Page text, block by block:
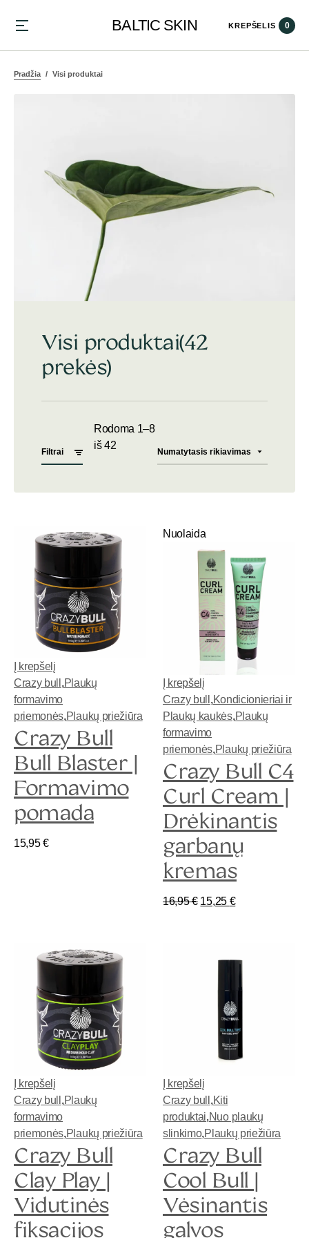
BALTIC SKIN KREPŠELIS 0
Pradžia Visi produktai
Visi produktai(42
prekės)
Filtrai
Rodoma 1–8
iš 42
Į krepšelį
Crazy bull ,Plaukų
formavimo
priemonės,Plaukų priežiūra
Crazy Bull
Bull Blaster |
Formavimo
pomada
15,95€
Nuolaida
Į krepšelį
Crazy bull ,Kondicionieriai ir
Plaukų kaukės,Plaukų
formavimo
priemonės,Plaukų priežiūra
Crazy Bull C4
Curl Cream |
Drėkinantis
garbanų
kremas
16,95€ 15,25 €
Į krepšelį
Crazy bull ,Plaukų
formavimo
priemonės,Plaukų priežiūra
Crazy Bull
Clay Play |
Vidutinės
fiksacijos
Į krepšelį
Crazy bull ,Kiti
produktai,Nuo plaukų
slinkimo,Plaukų priežiūra
Crazy Bull
Cool Bull |
Vėsinantis
galvos